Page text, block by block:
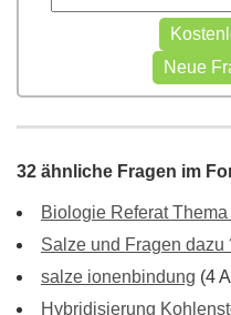
32 ähnliche Fragen im
Biologie Referat
Salze und Fragen dazu
salze ionenbindung (4
Hybridisierung